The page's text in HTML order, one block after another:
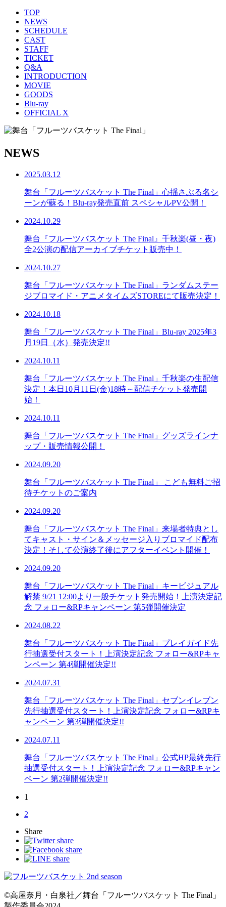
TOP
NEWS
SCHEDULE
CAST
STAFF
TICKET
Q&A
INTRODUCTION
MOVIE
GOODS
Blu-ray
OFFICIAL X
NEWS
2025.03.12
舞台「フルーツバスケット The Final」心揺さぶる名シ
ーンが蘇る！Blu-ray発売直前 スペシャルPV公開！
2024.10.29
舞台『フルーツバスケット The Final』千秋楽(昼・夜)
全2公演の配信アーカイブチケット販売中！
2024.10.27
舞台「フルーツバスケット The Final」ランダムステー
ジブロマイド・アニメタイムズSTOREにて販売決定！
2024.10.18
舞台「フルーツバスケット The Final」Blu-ray 2025年3
月19日（水）発売決定!!
2024.10.11
舞台「フルーツバスケット The Final」千秋楽の生配信
決定！本日10月11日(金)18時～配信チケット発売開
始！
2024.10.11
舞台「フルーツバスケット The Final」グッズラインナ
ップ・販売情報公開！
2024.09.20
舞台「フルーツバスケット The Final」 こども無料ご招
待チケットのご案内
2024.09.20
舞台「フルーツバスケット The Final」来場者特典とし
てキャスト・サイン＆メッセージ入りブロマイド配布
決定！そして公演終了後にアフターイベント開催！
2024.09.20
舞台「フルーツバスケット The Final」キービジュアル
解禁 9/21 12:00より一般チケット発売開始！上演決定記
念 フォロー&RPキャンペーン 第5弾開催決定
2024.08.22
舞台「フルーツバスケット The Final」プレイガイド先
⾏抽選受付スタート！上演決定記念 フォロー&RPキャ
ンペーン 第4弾開催決定!!
2024.07.31
舞台「フルーツバスケット The Final」セブンイレブン
先行抽選受付スタート！上演決定記念 フォロー&RPキ
ャンペーン 第3弾開催決定!!
2024.07.11
舞台「フルーツバスケット The Final」公式HP最終先⾏
抽選受付スタート！上演決定記念 フォロー&RPキャン
ペーン 第2弾開催決定!!
1
2
Share
©高屋奈月・白泉社／舞台「フルーツバスケット The Final」